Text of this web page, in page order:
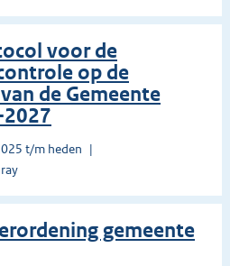
voor de
op de
de Gemeente
2027
t/m heden
gemeente